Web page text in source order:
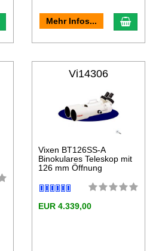
Mehr Infos...
Vi14306
Vixen BT126SS-A
Binokulares Teleskop mit
126 mm Öffnung
EUR 4.339,00